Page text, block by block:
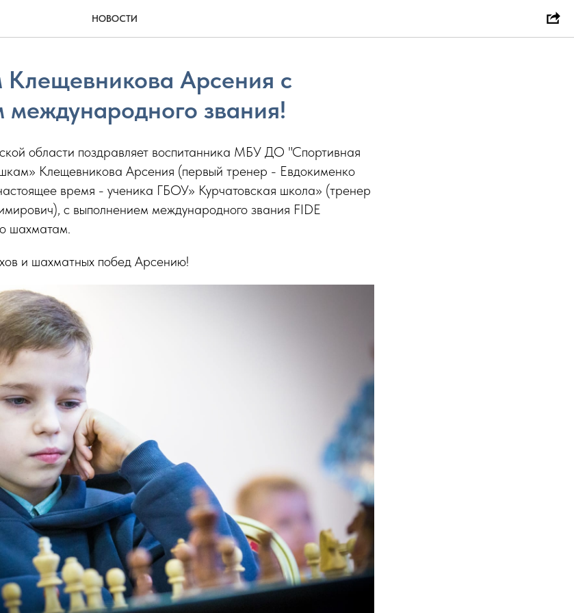
НОВОСТИ
Клещевникова Арсения с
звания!
области поздравляет воспитанника МБУ ДО "Спортивная
Клещевникова Арсения (первый тренер - Евдокименко
время - ученика ГБОУ» Курчатовская школа» (тренер
с выполнением международного звания FIDE
шахматам.
и шахматных побед Арсению!